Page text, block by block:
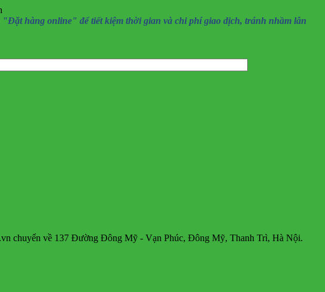
hàng online" để tiết kiệm thời gian và chi phí giao dịch, tránh nhầm lẫn
về 137 Đường Đông Mỹ - Vạn Phúc, Đông Mỹ, Thanh Trì, Hà Nội.